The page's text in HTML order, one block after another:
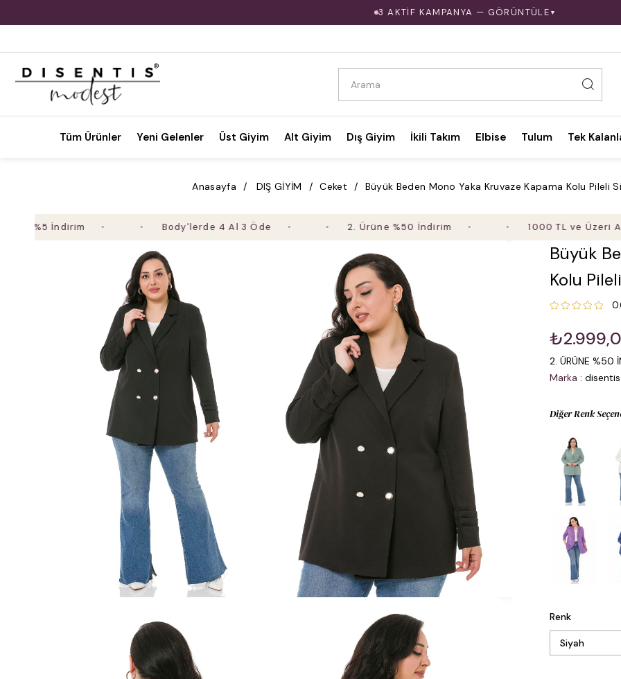
3 AKTİF KAMPANYA — GÖRÜNTÜLE ▼
Tüm Ürünler Yeni Gelenler Üst Giyim Alt Giyim Dış Giyim İkili Takım Elbise Tulum Tek
Anasayfa DIŞ GİYİM Ceket Büyük Beden Mono Yaka Kruvaze Kapama Kolu Pileli
%5 İndirim Body'lerde 4 Al 3 Öde 2. Ürüne %50 İndirim 1000 TL ve Üzeri
Büyük
Kolu
2. ÜRÜNE %50
Marka : disentis
Diğer Renk
Renk